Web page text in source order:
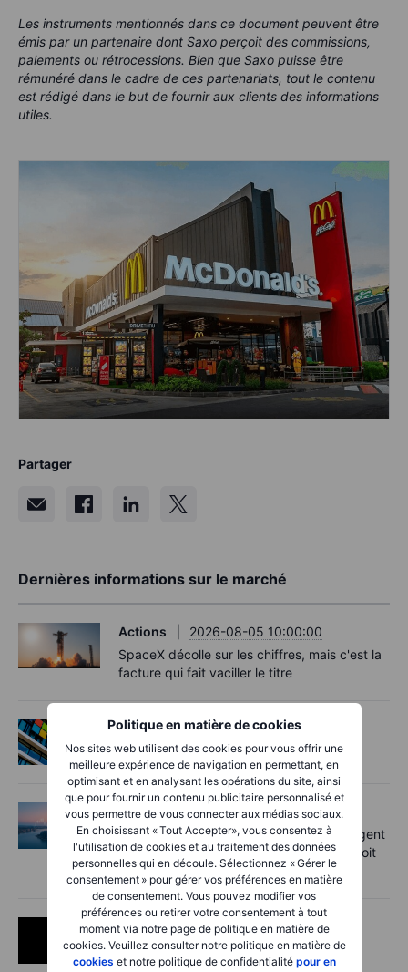
Politique en matière de cookies
Nos sites web utilisent des cookies pour vous offrir une
meilleure expérience de navigation en permettant, en
optimisant et en analysant les opérations du site, ainsi
que pour fournir un contenu publicitaire personnalisé et
vous permettre de vous connecter aux médias sociaux.
En choisissant « Tout Accepter», vous consentez à
l'utilisation de cookies et au traitement des données
personnelles qui en découle. Sélectionnez « Gérer le
consentement » pour gérer vos préférences en matière
de consentement. Vous pouvez modifier vos
préférences ou retirer votre consentement à tout
moment via notre page de politique en matière de
cookies. Veuillez consulter notre politique en matière de
cookies et notre politique de confidentialité pour en
Les instruments mentionnés dans ce document peuvent être
émis par un partenaire dont Saxo perçoit des commissions,
paiements ou rétrocessions. Bien que Saxo puisse être
rémunéré dans le cadre de ces partenariats, tout le contenu
est rédigé dans le but de fournir aux clients des informations
utiles.
Partager
Dernières informations sur le marché
Actions
2026-08-05 10:00:00
SpaceX décolle sur les chiffres, mais c'est la
facture qui fait vaciller le titre
Actions
2026-08-05 08:00:00
Idée de trading - Microsoft
Macro
2026-08-05 06:02:00
Point de marché – Les records se prolongent
sur fond d’espoirs d’un accord sur le détroit
d’Hormuz – 5 août 2026
Actions
2026-08-04 08:50:00
Résultats de Palantir : l’IA passe de
l’expérimentation à l’usage concret en